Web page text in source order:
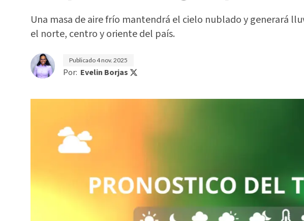
Una masa de aire frío mantendrá el cielo nublado y generará
el norte, centro y oriente del país.
Publicado4 nov. 2025
Por: Evelin Borjas